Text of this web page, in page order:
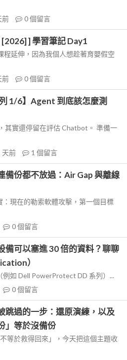
前 0個留言
] 學習筆記 Day1
程延伸，因為我個人想趁著育嬰假空
前 0個留言
1/6】Agent 到底該怎麼測
其實還停留在評估 Chatbot。 準備一
天前 1 個留言
備份都不放過：Air Gap 與離線
現在的勒索軟體攻擊，第一個目標
0個留言
備可以塞進 30 倍的資料？聊聊
）
如 Dell PowerProtect DD 系列）...
0個留言
跳過的一步：還原演練，以及
」等於沒備份
等於救得回來」，今天把這個主題收